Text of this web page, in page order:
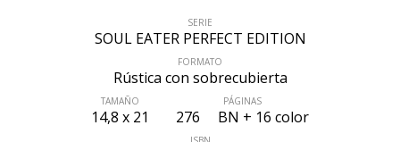
SERIE
SOUL EATER PERFECT EDITION
FORMATO
Rústica con sobrecubierta
TAMAÑO
14,8 x 21
PÁGINAS
276 BN + 16 color